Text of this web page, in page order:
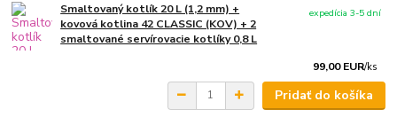
Smaltovaný kotlík 20 L (1,2 mm) +
kovová kotlina 42 CLASSIC (KOV) + 2
smaltované servírovacie kotlíky 0,8 L
99,00 EUR/ks
expedícia 3-5 dní
Pridať do košíka